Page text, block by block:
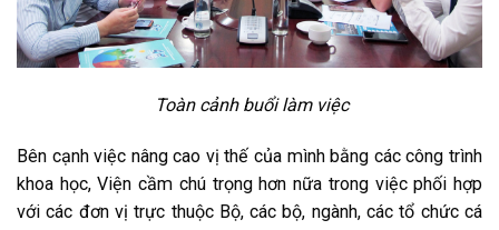
Toàn cảnh buổi làm việc
Bên cạnh việc nâng cao vị thế của mình bằng các công trình
khoa học, Viện cầm chú trọng hơn nữa trong việc phối hợp
với các đơn vị trực thuộc Bộ, các bộ, ngành, các tổ chức cá